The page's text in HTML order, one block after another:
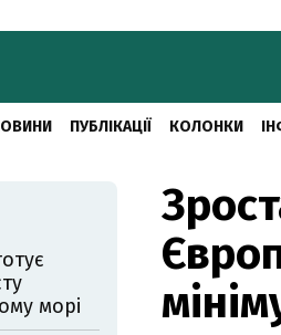
ПУБЛІКАЦІЇ КОЛОНКИ
морі